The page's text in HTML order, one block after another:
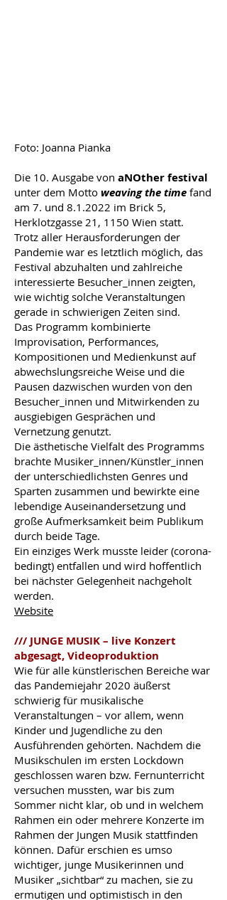
Foto: Joanna Pianka
Die 10. Ausgabe von aNOther festival
unter dem Motto weaving the time fand
am 7. und 8.1.2022 im Brick 5,
Herklotzgasse 21, 1150 Wien statt.
Trotz aller Herausforderungen der
Pandemie war es letztlich möglich, das
Festival abzuhalten und zahlreiche
interessierte Besucher_innen zeigten,
wie wichtig solche Veranstaltungen
gerade in schwierigen Zeiten sind.
Das Programm kombinierte
Improvisation, Performances,
Kompositionen und Medienkunst auf
abwechslungsreiche Weise und die
Pausen dazwischen wurden von den
Besucher_innen und Mitwirkenden zu
ausgiebigen Gesprächen und
Vernetzung genutzt.
Die ästhetische Vielfalt des Programms
brachte Musiker_innen/Künstler_innen
der unterschiedlichsten Genres und
Sparten zusammen und bewirkte eine
lebendige Auseinandersetzung und
große Aufmerksamkeit beim Publikum
durch beide Tage.
Ein einziges Werk musste leider (corona-
bedingt) entfallen und wird hoffentlich
bei nächster Gelegenheit nachgeholt
werden.
Website
/// JUNGE MUSIK – live Konzert
abgesagt, Videoproduktion
Wie für alle künstlerischen Bereiche war
das Pandemiejahr 2020 äußerst
schwierig für musikalische
Veranstaltungen – vor allem, wenn
Kinder und Jugendliche zu den
Ausführenden gehörten. Nachdem die
Musikschulen im ersten Lockdown
geschlossen waren bzw. Fernunterricht
versuchen mussten, war bis zum
Sommer nicht klar, ob und in welchem
Rahmen ein oder mehrere Konzerte im
Rahmen der Jungen Musik stattfinden
können. Dafür erschien es umso
wichtiger, junge Musikerinnen und
Musiker „sichtbar“ zu machen, sie zu
ermutigen und optimistisch in den